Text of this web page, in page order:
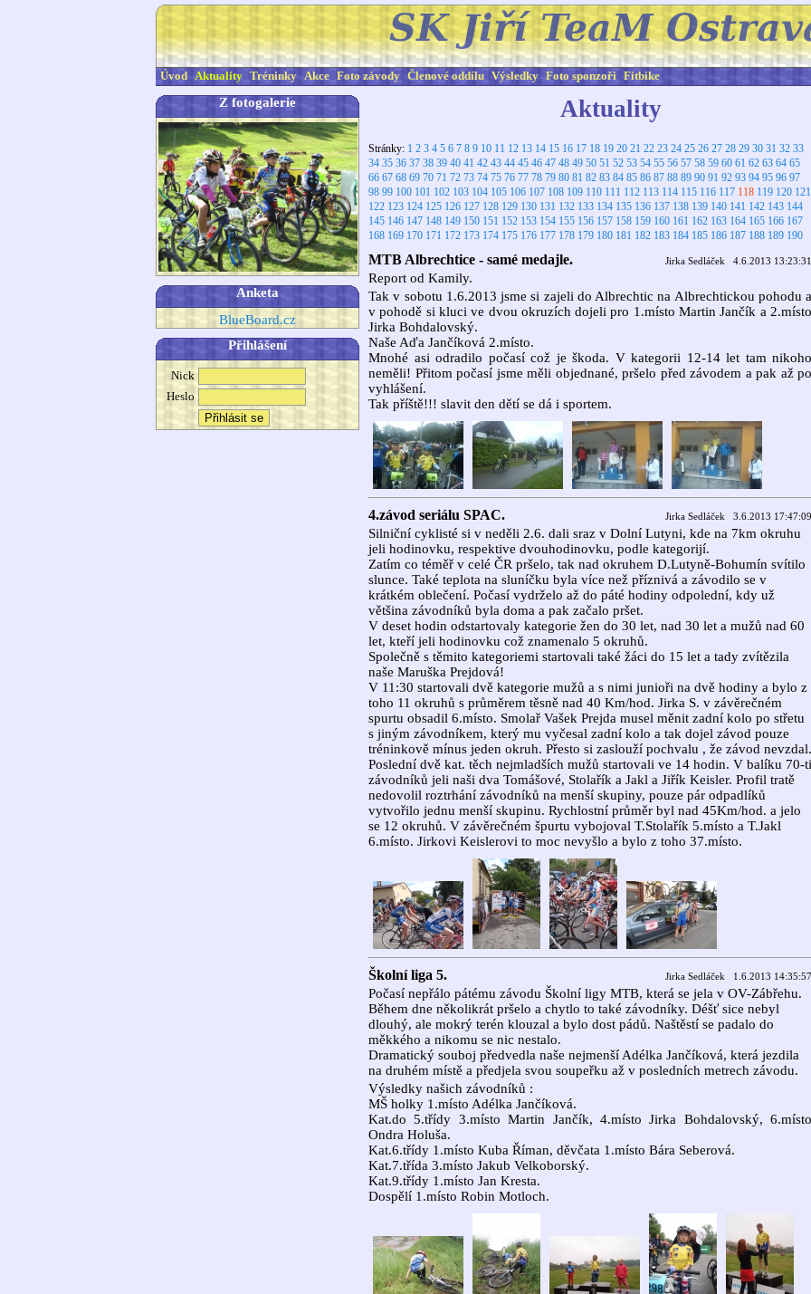
Úvod Aktuality Tréninky Akce Foto závody Členové oddílu Výsledky Foto sponzoři Fitbike
Z fotogalerie
Anketa
BlueBoard.cz
Přihlášení
Nick
Heslo
Aktuality
Stránky: 1 2 3 4 5 6 7 8 9 10 11 12 13 14 15 16 17 18 19 20 21 22 23 24 25 26 27 28 29 30 31 32 33
34 35 36 37 38 39 40 41 42 43 44 45 46 47 48 49 50 51 52 53 54 55 56 57 58 59 60 61 62 63 64 65
66 67 68 69 70 71 72 73 74 75 76 77 78 79 80 81 82 83 84 85 86 87 88 89 90 91 92 93 94 95 96 97
98 99 100 101 102 103 104 105 106 107 108 109 110 111 112 113 114 115 116 117 118 119 120 121
122 123 124 125 126 127 128 129 130 131 132 133 134 135 136 137 138 139 140 141 142 143 144
145 146 147 148 149 150 151 152 153 154 155 156 157 158 159 160 161 162 163 164 165 166 167
168 169 170 171 172 173 174 175 176 177 178 179 180 181 182 183 184 185 186 187 188 189 190
MTB Albrechtice - samé medajle. Jirka Sedláček 4.6.2013 13:23:31
Report od Kamily.
Tak v sobotu 1.6.2013 jsme si zajeli do Albrechtic na Albrechtickou pohodu a
v pohodě si kluci ve dvou okruzích dojeli pro 1.místo Martin Jančík a 2.místo
Jirka Bohdalovský.
Naše Aďa Jančíková 2.místo.
Mnohé asi odradilo počasí což je škoda. V kategorii 12-14 let tam nikoho
neměli! Přitom počasí jsme měli objednané, pršelo před závodem a pak až po
vyhlášení.
Tak příště!!! slavit den dětí se dá i sportem.
4.závod seriálu SPAC. Jirka Sedláček 3.6.2013 17:47:09
Silniční cyklisté si v neděli 2.6. dali sraz v Dolní Lutyni, kde na 7km okruhu
jeli hodinovku, respektive dvouhodinovku, podle kategorijí.
Zatím co téměř v celé ČR pršelo, tak nad okruhem D.Lutyně-Bohumín svítilo
slunce. Také teplota na sluníčku byla více než příznivá a závodilo se v
krátkém oblečení. Počasí vydrželo až do páté hodiny odpolední, kdy už
většina závodníků byla doma a pak začalo pršet.
V deset hodin odstartovaly kategorie žen do 30 let, nad 30 let a mužů nad 60
let, kteří jeli hodinovku což znamenalo 5 okruhů.
Společně s těmito kategoriemi startovali také žáci do 15 let a tady zvítězila
naše Maruška Prejdová!
V 11:30 startovali dvě kategorie mužů a s nimi junioři na dvě hodiny a bylo z
toho 11 okruhů s průměrem těsně nad 40 Km/hod. Jirka S. v závěrečném
spurtu obsadil 6.místo. Smolař Vašek Prejda musel měnit zadní kolo po střetu
s jiným závodníkem, který mu vyčesal zadní kolo a tak dojel závod pouze
tréninkově mínus jeden okruh. Přesto si zaslouží pochvalu , že závod nevzdal.
Poslední dvě kat. těch nejmladších mužů startovali ve 14 hodin. V balíku 70-ti
závodníků jeli naši dva Tomášové, Stolařík a Jakl a Jiřík Keisler. Profil tratě
nedovolil roztrhání závodníků na menší skupiny, pouze pár odpadlíků
vytvořilo jednu menší skupinu. Rychlostní průměr byl nad 45Km/hod. a jelo
se 12 okruhů. V závěrečném špurtu vybojoval T.Stolařík 5.místo a T.Jakl
6.místo. Jirkovi Keislerovi to moc nevyšlo a bylo z toho 37.místo.
Školní liga 5. Jirka Sedláček 1.6.2013 14:35:57
Počasí nepřálo pátému závodu Školní ligy MTB, která se jela v OV-Zábřehu.
Během dne několikrát pršelo a chytlo to také závodníky. Déšť sice nebyl
dlouhý, ale mokrý terén klouzal a bylo dost pádů. Naštěstí se padalo do
měkkého a nikomu se nic nestalo.
Dramatický souboj předvedla naše nejmenší Adélka Jančíková, která jezdila
na druhém místě a předjela svou soupeřku až v posledních metrech závodu.
Výsledky našich závodníků :
MŠ holky 1.místo Adélka Jančíková.
Kat.do 5.třídy 3.místo Martin Jančík, 4.místo Jirka Bohdalovský, 6.místo
Ondra Holuša.
Kat.6.třídy 1.místo Kuba Říman, děvčata 1.místo Bára Seberová.
Kat.7.třída 3.místo Jakub Velkoborský.
Kat.9.třídy 1.místo Jan Kresta.
Dospělí 1.místo Robin Motloch.